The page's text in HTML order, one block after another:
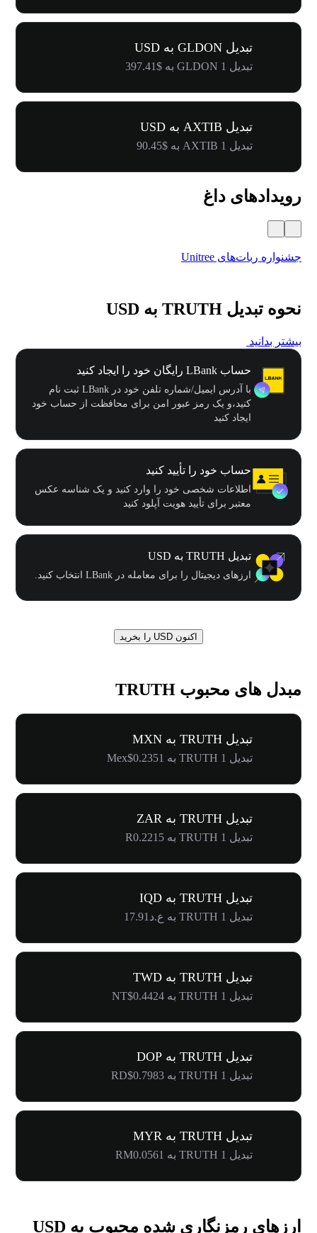
تبدیل GLDON به USD
تبدیل 1 GLDON به $397.41
تبدیل AXTIB به USD
تبدیل 1 AXTIB به $90.45
رویدادهای داغ
جشنواره ربات‌های Unitree
نحوه تبدیل TRUTH به USD
بیشتر بدانید
حساب LBank رایگان خود را ایجاد کنید
با آدرس ایمیل/شماره تلفن خود در LBank ثبت نام
کنید،و یک رمز عبور امن برای محافظت از حساب خود
ایجاد کنید
حساب خود را تأیید کنید
اطلاعات شخصی خود را وارد کنید و یک شناسه عکس
معتبر برای تأیید هویت آپلود کنید
تبدیل TRUTH به USD
ارزهای دیجیتال را برای معامله در LBank انتخاب کنید.
اکنون USD را بخرید
مبدل های محبوب TRUTH
تبدیل TRUTH به MXN
تبدیل 1 TRUTH به Mex$0.2351
تبدیل TRUTH به ZAR
تبدیل 1 TRUTH به R0.2215
تبدیل TRUTH به IQD
تبدیل 1 TRUTH به ع.د17.91
تبدیل TRUTH به TWD
تبدیل 1 TRUTH به NT$0.4424
تبدیل TRUTH به DOP
تبدیل 1 TRUTH به RD$0.7983
تبدیل TRUTH به MYR
تبدیل 1 TRUTH به RM0.0561
ارزهای رمزنگاری شده محبوب به USD